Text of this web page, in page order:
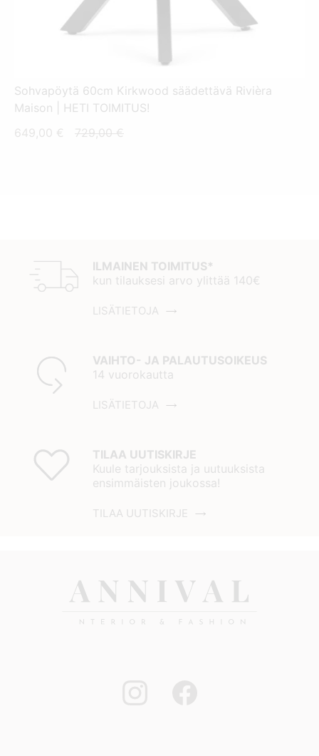
Sohvapöytä 60cm Kirkwood säädettävä Rivièra
Maison | HETI TOIMITUS!
649,00 €
Nykyinen
729,00€Alkuperäinen
ILMAINEN TOIMITUS*
kun tilauksesi arvo ylittää 140€
LISÄTIETOJA
VAIHTO- JA PALAUTUSOIKEUS
14 vuorokautta
LISÄTIETOJA
TILAA UUTISKIRJE
Kuule tarjouksista ja uutuuksista
ensimmäisten joukossa!
TILAA UUTISKIRJE